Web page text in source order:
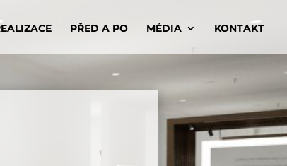
PŘED A PO MÉDIA KONTAKT